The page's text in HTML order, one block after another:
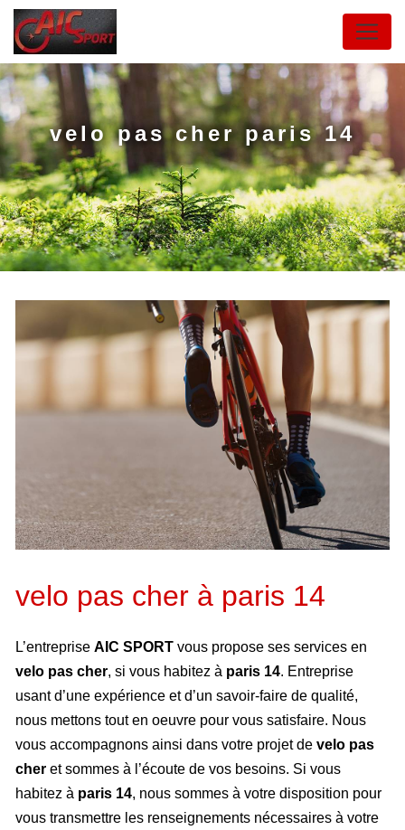
velo pas cher paris 14
velo pas cher à paris 14
L’entreprise AIC SPORT vous propose ses services en
velo pas cher, si vous habitez à paris 14. Entreprise
usant d’une expérience et d’un savoir-faire de qualité,
nous mettons tout en oeuvre pour vous satisfaire. Nous
vous accompagnons ainsi dans votre projet de velo pas
cher et sommes à l’écoute de vos besoins. Si vous
habitez à paris 14, nous sommes à votre disposition pour
vous transmettre les renseignements nécessaires à votre
Panneau de gestion des cookies